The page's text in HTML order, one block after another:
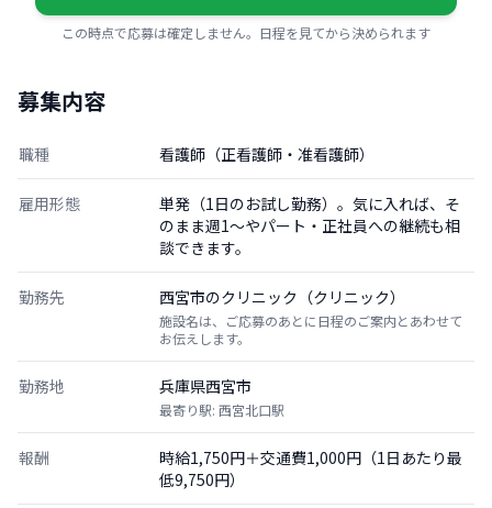
この時点で応募は確定しません。日程を見てから決められます
募集内容
職種 看護師（正看護師・准看護師）
雇用形態
単発（1日のお試し勤務）。気に入れば、そ
のまま週1〜やパート・正社員への継続も相
談できます。
勤務先 西宮市のクリニック（クリニック）
施設名は、ご応募のあとに日程のご案内とあわせて
お伝えします。
勤務地 兵庫県西宮市
最寄り駅: 西宮北口駅
報酬
時給1,750円＋交通費1,000円（1日あたり最
低9,750円）